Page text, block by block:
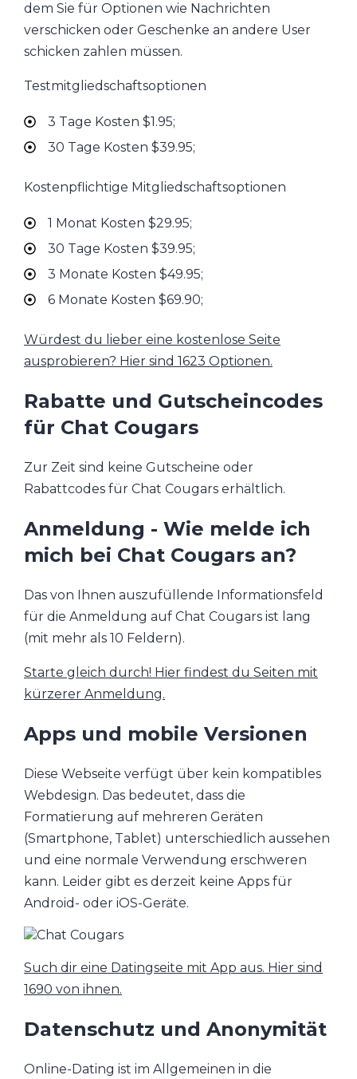
dem Sie für Optionen wie Nachrichten
verschicken oder Geschenke an andere User
schicken zahlen müssen.
Testmitgliedschaftsoptionen
3 Tage Kosten $1.95;
30 Tage Kosten $39.95;
Kostenpflichtige Mitgliedschaftsoptionen
1 Monat Kosten $29.95;
30 Tage Kosten $39.95;
3 Monate Kosten $49.95;
6 Monate Kosten $69.90;
Würdest du lieber eine kostenlose Seite
ausprobieren? Hier sind 1623 Optionen.
Rabatte und Gutscheincodes
für Chat Cougars
Zur Zeit sind keine Gutscheine oder
Rabattcodes für Chat Cougars erhältlich.
Anmeldung - Wie melde ich
mich bei Chat Cougars an?
Das von Ihnen auszufüllende Informationsfeld
für die Anmeldung auf Chat Cougars ist lang
(mit mehr als 10 Feldern).
Starte gleich durch! Hier findest du Seiten mit
kürzerer Anmeldung.
Apps und mobile Versionen
Diese Webseite verfügt über kein kompatibles
Webdesign. Das bedeutet, dass die
Formatierung auf mehreren Geräten
(Smartphone, Tablet) unterschiedlich aussehen
und eine normale Verwendung erschweren
kann. Leider gibt es derzeit keine Apps für
Android- oder iOS-Geräte.
Such dir eine Datingseite mit App aus. Hier sind
1690 von ihnen.
Datenschutz und Anonymität
Online-Dating ist im Allgemeinen in die